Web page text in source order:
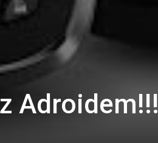
Adroidem!!!